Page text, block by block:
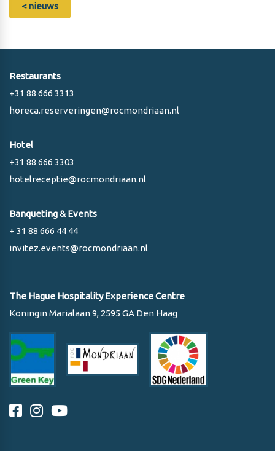
< nieuws
Restaurants
+31 88 666 3313
horeca.reserveringen@rocmondriaan.nl
Hotel
+31 88 666 3303
hotelreceptie@rocmondriaan.nl
Banqueting & Events
+ 31 88 666 44 44
invitez.events@rocmondriaan.nl
The Hague Hospitality Experience Centre
Koningin Marialaan 9, 2595 GA Den Haag